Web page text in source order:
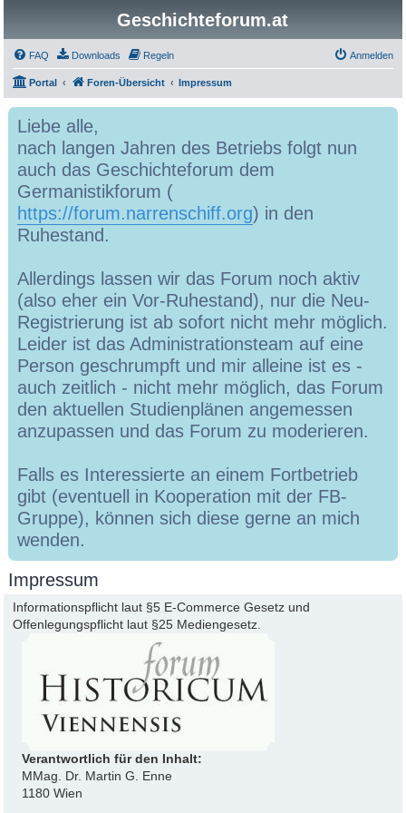
Geschichteforum.at
FAQ Downloads Regeln Anmelden
Portal Foren-Übersicht Impressum
Liebe alle,
nach langen Jahren des Betriebs folgt nun
auch das Geschichteforum dem
Germanistikforum (
https://forum.narrenschiff.org) in den
Ruhestand.
Allerdings lassen wir das Forum noch aktiv
(also eher ein Vor-Ruhestand), nur die Neu-
Registrierung ist ab sofort nicht mehr möglich.
Leider ist das Administrationsteam auf eine
Person geschrumpft und mir alleine ist es -
auch zeitlich - nicht mehr möglich, das Forum
den aktuellen Studienplänen angemessen
anzupassen und das Forum zu moderieren.
Falls es Interessierte an einem Fortbetrieb
gibt (eventuell in Kooperation mit der FB-
Gruppe), können sich diese gerne an mich
wenden.
Impressum
Informationspflicht laut §5 E-Commerce Gesetz und
Offenlegungspflicht laut §25 Mediengesetz.
Verantwortlich für den Inhalt:
MMag. Dr. Martin G. Enne
1180 Wien